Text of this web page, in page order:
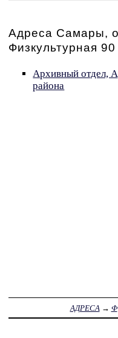
Адреса Самары,
Физкультурная 90
Архивный отдел,
района
АДРЕСА → Ф